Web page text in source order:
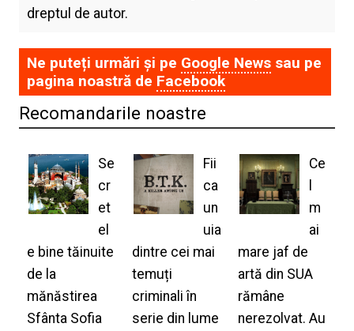
dreptul de autor.
Ne puteți urmări și pe Google Newssau pe
pagina noastră de Facebook
Recomandarile noastre
Se
cr
et
el
e bine tăinuite
de la
mănăstirea
Sfânta Sofia
Fii
ca
un
uia
dintre cei mai
temuți
criminali în
serie din lume
Ce
m
ai
mare jaf de
artă din SUA
rămâne
nerezolvat. Au